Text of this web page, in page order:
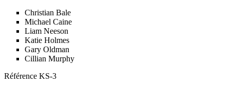
Christian Bale
Michael Caine
Liam Neeson
Katie Holmes
Gary Oldman
Cillian Murphy
Référence KS-3